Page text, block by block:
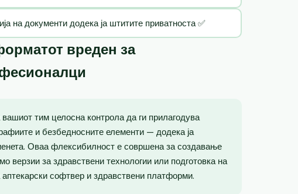
на документи додека ја штитите приватноста ✅
вреден за
тим целосна контрола да ги прилагодува
и безбедносните елементи — додека ја
Оваа флексибилност е совршена за создавање
верзии за здравствени технологии или подготовка на
аптекарски софтвер и здравствени платформи.